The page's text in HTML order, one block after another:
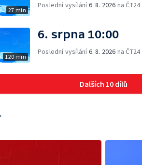
27 min
Poslední vysílání6. 8. 2026 na ČT24
120 min
6. srpna 10:00
Poslední vysílání6. 8. 2026 na ČT24
Dalších 10 dílů